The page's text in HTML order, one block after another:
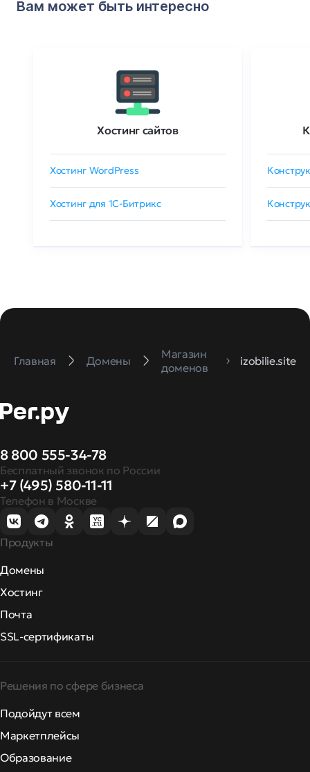
Вам может быть интересно
Хостинг сайтов
Хостинг WordPress
Хостинг для 1C-Битрикс
Главная Домены
Магазин
доменов
izobilie.site
8 800 555-34-78
Бесплатный звонок по России
+7 (495) 580-11-11
Телефон в Москве
Продукты
Домены
Хостинг
Почта
SSL-сертификаты
Решения по сфере бизнеса
Подойдут всем
Маркетплейсы
Образование